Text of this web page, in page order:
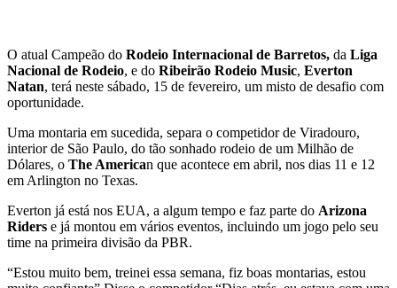
O atual Campeão do Rodeio Internacional de Barretos, da Liga
Nacional de Rodeio, e do Ribeirão Rodeio Music, Everton
Natan, terá neste sábado, 15 de fevereiro, um misto de desafio com
oportunidade.
Uma montaria em sucedida, separa o competidor de Viradouro,
interior de São Paulo, do tão sonhado rodeio de um Milhão de
Dólares, o The American que acontece em abril, nos dias 11 e 12
em Arlington no Texas.
Everton já está nos EUA, a algum tempo e faz parte do Arizona
Riders e já montou em vários eventos, incluindo um jogo pelo seu
time na primeira divisão da PBR.
“Estou muito bem, treinei essa semana, fiz boas montarias, estou